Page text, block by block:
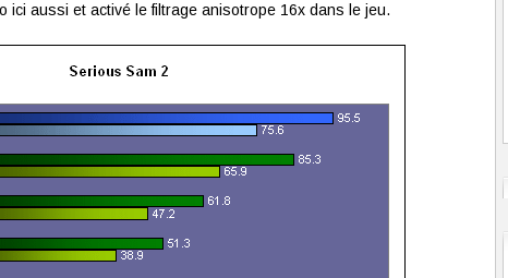
ici aussi et activé le filtrage anisotrope 16x dans le jeu.